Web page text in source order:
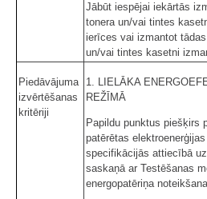
Jābūt iespējai iekārtās
tonera un/vai tintes
ierīces vai izmantot
un/vai tintes kasetni
Piedāvājuma
izvērtēšanas
kritēriji
1. LIELĀKA
REŽĪMĀ
Papildu punktus piešķirs
patērētas
specifikācijās attiecībā
saskaņā ar Testēšanas
energopatēriņa